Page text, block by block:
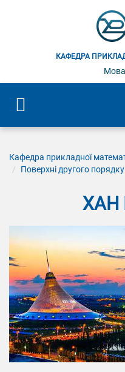
КАФЕДРА
Кафедра прикладної
Поверхні другого порядку
ХАН